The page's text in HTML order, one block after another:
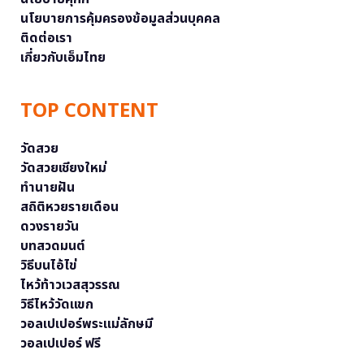
นโยบายการคุ้มครองข้อมูลส่วนบุคคล
ติดต่อเรา
เกี่ยวกับเอ็มไทย
TOP CONTENT
วัดสวย
วัดสวยเชียงใหม่
ทำนายฝัน
สถิติหวยรายเดือน
ดวงรายวัน
บทสวดมนต์
วิธีบนไอ้ไข่
ไหว้ท้าวเวสสุวรรณ
วิธีไหว้วัดแขก
วอลเปเปอร์พระแม่ลักษมี
วอลเปเปอร์ ฟรี